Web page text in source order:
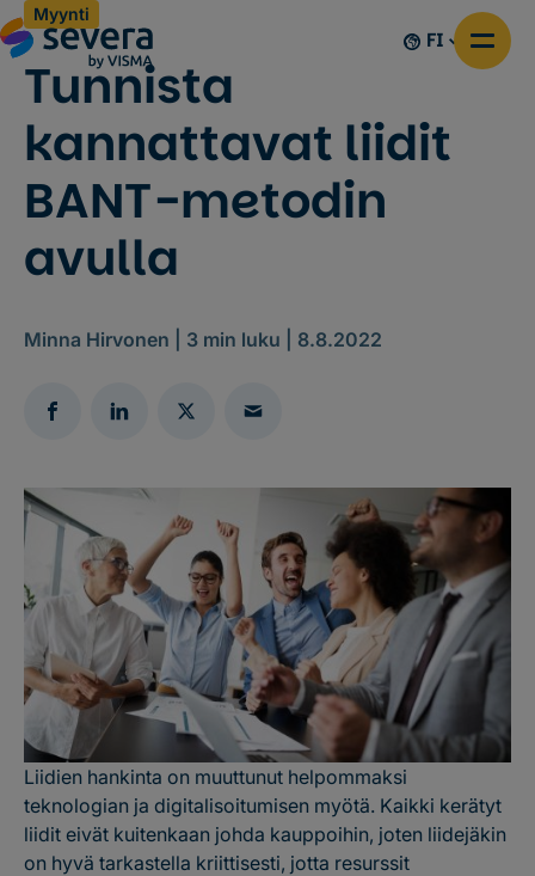
FI
Myynti
Tunnista
kannattavat liidit
BANT-metodin
avulla
Minna Hirvonen | 3 min luku | 8.8.2022
Liidien hankinta on muuttunut helpommaksi
teknologian ja digitalisoitumisen myötä. Kaikki kerätyt
liidit eivät kuitenkaan johda kauppoihin, joten liidejäkin
on hyvä tarkastella kriittisesti, jotta resurssit